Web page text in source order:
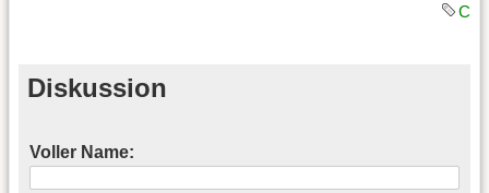
C
Diskussion
Voller Name: